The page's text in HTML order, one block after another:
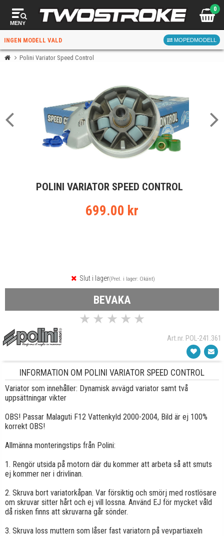
MENY
0
INGEN MODELL VALD MOPEDMODELL
FÖR RÄTT DELAR
När du valt kommer butiken visa delar för vald moped
Polini Variator Speed Control
POLINI VARIATOR SPEED CONTROL
699.00 kr
Slut i lager(Prel. i lager: Okänt)
BEVAKA
★ ★ ★ ★ ★
Art.nr. POL-241.361
INFORMATION OM POLINI VARIATOR SPEED CONTROL
Variator som innehåller: Dynamisk avvägd variator samt två
uppsättningar vikter
OBS! Passar Malaguti F12 Vattenkyld 2000-2004, Bild är ej 100%
korrekt OBS!
Allmänna monteringstips från Polini:
1. Rengör utsida på motorn där du kommer att arbeta så att smuts
ej kommer ner i drivlinan.
2. Skruva bort variatorkåpan. Var försiktig och smörj med rostlösare
om skruvar sitter hårt och ej vill lossna. Använd EJ för mycket våld
då risken finns att skruvarna går sönder.
3. Skruva loss muttern som låser fast variatorn på vevpartiaxeln